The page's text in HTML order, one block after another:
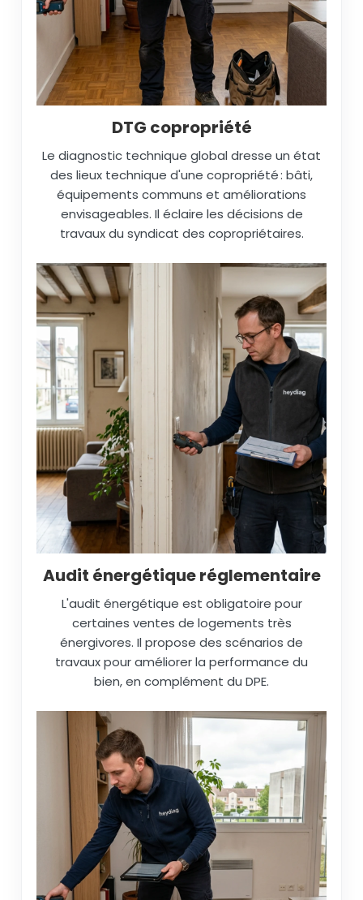
DTG copropriété
Le diagnostic technique global dresse un état
des lieux technique d'une copropriété : bâti,
équipements communs et améliorations
envisageables. Il éclaire les décisions de
travaux du syndicat des copropriétaires.
Audit énergétique réglementaire
L'audit énergétique est obligatoire pour
certaines ventes de logements très
énergivores. Il propose des scénarios de
travaux pour améliorer la performance du
bien, en complément du DPE.